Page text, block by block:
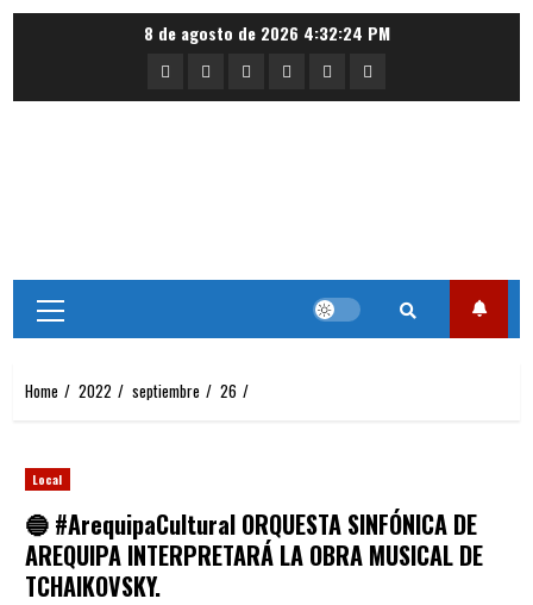
8 de agosto de 2026 4:32:25 PM
PortadaNacionalInternacional
DeportesRegional
Local
Primary
Menu
Home 2022 septiembre 26
Local
🔵 #ArequipaCultural ORQUESTA SINFÓNICA DE
AREQUIPA INTERPRETARÁ LA OBRA MUSICAL DE
TCHAIKOVSKY.